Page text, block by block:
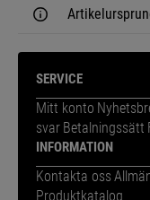
SERVICE
Mitt konto
svar Betalningssätt
INFORMATION
Kontakta oss
Produktkatalog